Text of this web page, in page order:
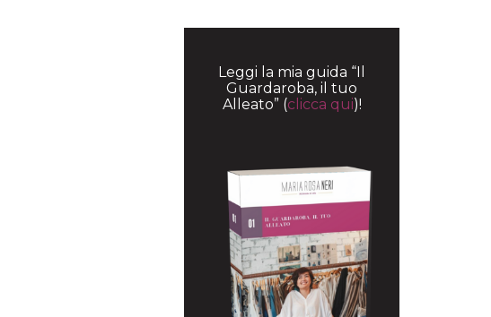
Leggi la mia guida “Il
Guardaroba, il tuo
Alleato” (clicca qui)!